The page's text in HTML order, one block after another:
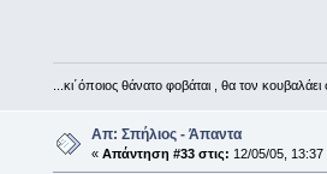
...κι΄όποιος θάνατο φοβάται , θα τον
Απ: Σπήλιος - Άπαντα
« Απάντηση #33 στις: 12/05/05, 13:37